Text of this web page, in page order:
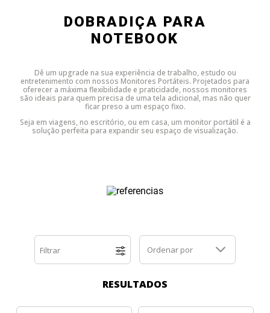
Itautec
Samsung
Toshiba
Lenovo
Semp Toshiba
Toshiba
Toshiba
Toshiba
DDR4
Caddy para SSD
Limpa Telas
SSD M.2 NVME
DOBRADIÇA PARA
NOTEBOOK
Dê um upgrade na sua experiência de trabalho, estudo ou
entretenimento com nossos Monitores Portáteis. Projetados para
oferecer a máxima flexibilidade e praticidade, nossos monitores
são ideais para quem precisa de uma tela adicional, mas não quer
ficar preso a um espaço fixo.
Seja em viagens, no escritório, ou em casa, um monitor portátil é a
solução perfeita para expandir seu espaço de visualização.
Filtrar Ordenar por
RESULTADOS